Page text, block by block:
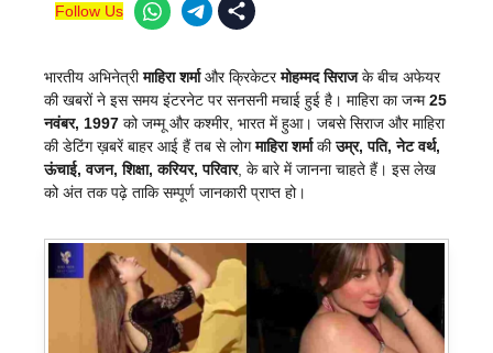
Follow Us
भारतीय अभिनेत्रीमाहिरा शर्माऔर क्रिकेटरमोहम्मद सिराजके बीच अफेयर
की खबरों ने इस समय इंटरनेट पर सनसनी मचाई हुई है। माहिरा का जन्म25
नवंबर, 1997 को जम्मू और कश्मीर, भारत में हुआ। जबसे सिराज और माहिरा
की डेटिंग ख़बरें बाहर आई हैं तब से लोगमाहिरा शर्माकीउम्र, पति, नेट वर्थ,
ऊंचाई, वजन, शिक्षा, करियर, परिवार, के बारे में जानना चाहते हैं। इस लेख
को अंत तक पढ़े ताकि सम्पूर्ण जानकारी प्राप्त हो।